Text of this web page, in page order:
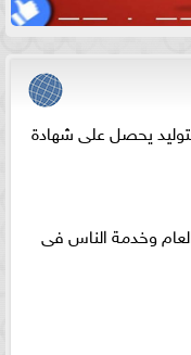
يحصل على شهادة
وخدمة الناس فى